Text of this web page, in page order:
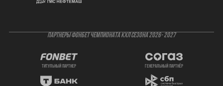
ПАРТНЕРЫ ФОНБЕТ ЧЕМПИОНАТА КХЛ СЕЗОНА 2026- 2027
титульный партнер генеральный партнёр